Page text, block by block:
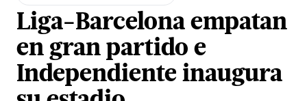
Liga-Barcelona empatan
en gran partido e
Independiente inaugura